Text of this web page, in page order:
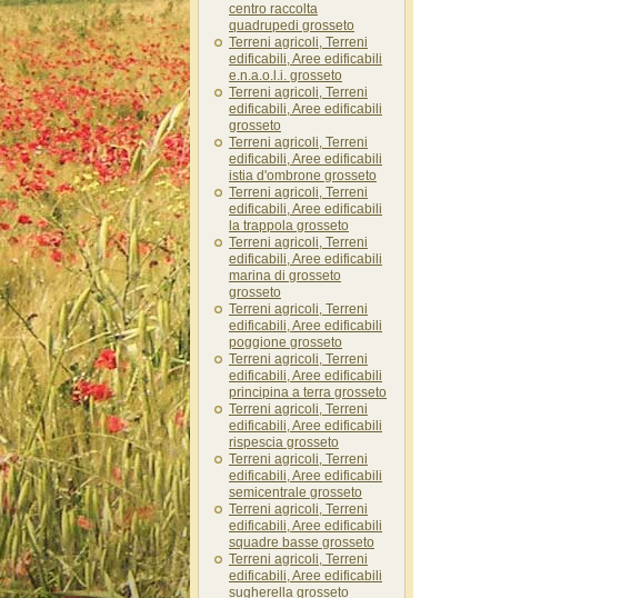
centro raccolta
quadrupedi grosseto
Terreni agricoli, Terreni
edificabili, Aree edificabili
e.n.a.o.l.i. grosseto
Terreni agricoli, Terreni
edificabili, Aree edificabili
grosseto
Terreni agricoli, Terreni
edificabili, Aree edificabili
istia d'ombrone grosseto
Terreni agricoli, Terreni
edificabili, Aree edificabili
la trappola grosseto
Terreni agricoli, Terreni
edificabili, Aree edificabili
marina di grosseto
grosseto
Terreni agricoli, Terreni
edificabili, Aree edificabili
poggione grosseto
Terreni agricoli, Terreni
edificabili, Aree edificabili
principina a terra grosseto
Terreni agricoli, Terreni
edificabili, Aree edificabili
rispescia grosseto
Terreni agricoli, Terreni
edificabili, Aree edificabili
semicentrale grosseto
Terreni agricoli, Terreni
edificabili, Aree edificabili
squadre basse grosseto
Terreni agricoli, Terreni
edificabili, Aree edificabili
sugherella grosseto